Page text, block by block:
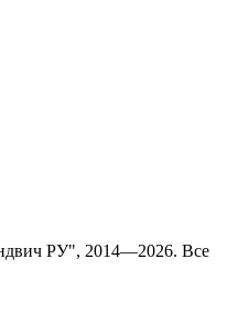
РУ", 2014—2026. Все